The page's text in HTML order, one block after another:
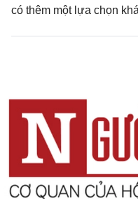
có thêm một lựa chọn